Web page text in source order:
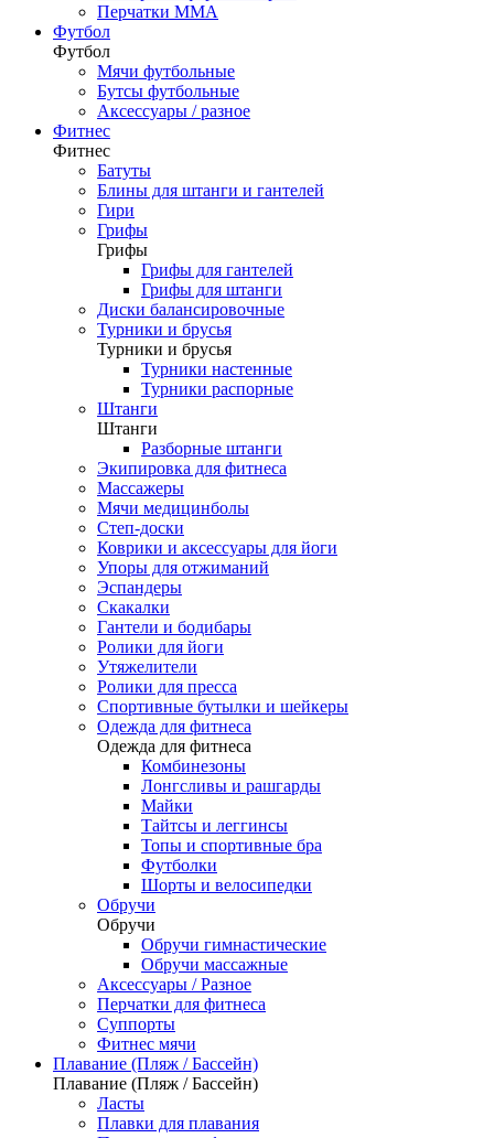
Перчатки ММА
Футбол
Футбол
Мячи футбольные
Бутсы футбольные
Аксессуары / разное
Фитнес
Фитнес
Батуты
Блины для штанги и гантелей
Гири
Грифы
Грифы
Грифы для гантелей
Грифы для штанги
Диски балансировочные
Турники и брусья
Турники и брусья
Турники настенные
Турники распорные
Штанги
Штанги
Разборные штанги
Экипировка для фитнеса
Массажеры
Мячи медицинболы
Степ-доски
Коврики и аксессуары для йоги
Упоры для отжиманий
Эспандеры
Скакалки
Гантели и бодибары
Ролики для йоги
Утяжелители
Ролики для пресса
Спортивные бутылки и шейкеры
Одежда для фитнеса
Одежда для фитнеса
Комбинезоны
Лонгсливы и рашгарды
Майки
Тайтсы и леггинсы
Топы и спортивные бра
Футболки
Шорты и велосипедки
Обручи
Обручи
Обручи гимнастические
Обручи массажные
Аксессуары / Разное
Перчатки для фитнеса
Суппорты
Фитнес мячи
Плавание (Пляж / Бассейн)
Плавание (Пляж / Бассейн)
Ласты
Плавки для плавания